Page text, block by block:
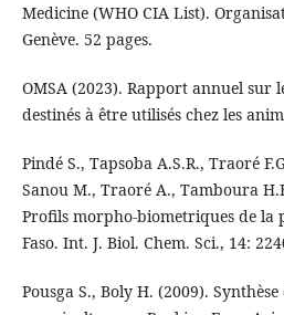
Medicine (WHO CIA List).
Genève. 52 pages.
OMSA (2023). Rapport annuel sur
destinés à être utilisés chez les
Pindé S., Tapsoba A.S.R., Traoré
Sanou M., Traoré A., Tamboura
Profils morpho-biometriques de la
Faso. Int. J. Biol. Chem. Sci., 14:
Pousga S., Boly H. (2009).